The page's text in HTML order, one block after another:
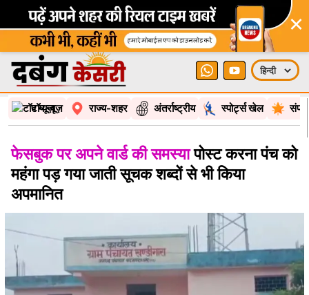
×
टॉप न्यूज़ राज्य-शहर अंतर्राष्ट्रीय स्पोर्ट्स खेल
फेसबुक पर अपने वार्ड की समस्यापोस्ट करना पंच को
महंगा पड़ गया जाती सूचक शब्दों से भी किया
अपमानित